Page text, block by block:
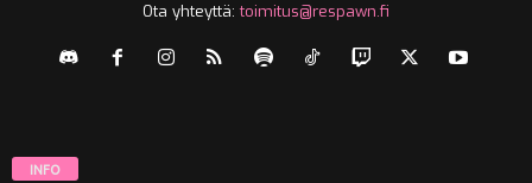
Ota yhteyttä:toimitus@respawn.fi
INFO